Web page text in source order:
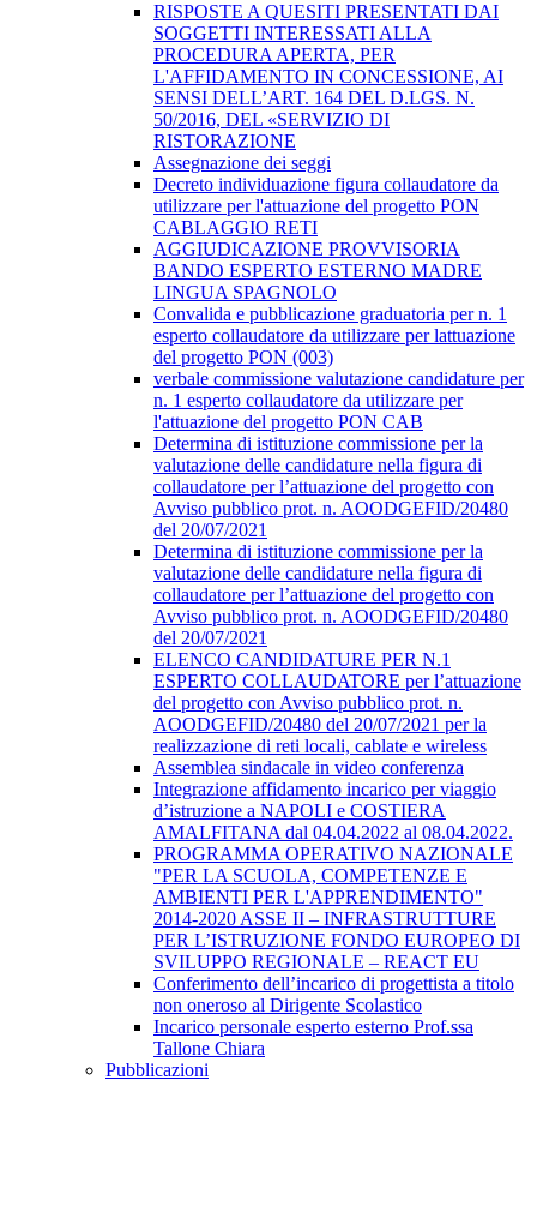
RISPOSTE A QUESITI PRESENTATI DAI
SOGGETTI INTERESSATI ALLA
PROCEDURA APERTA, PER
L'AFFIDAMENTO IN CONCESSIONE, AI
SENSI DELL’ART. 164 DEL D.LGS. N.
50/2016, DEL «SERVIZIO DI
RISTORAZIONE
Assegnazione dei seggi
Decreto individuazione figura collaudatore da
utilizzare per l'attuazione del progetto PON
CABLAGGIO RETI
AGGIUDICAZIONE PROVVISORIA
BANDO ESPERTO ESTERNO MADRE
LINGUA SPAGNOLO
Convalida e pubblicazione graduatoria per n. 1
esperto collaudatore da utilizzare per lattuazione
del progetto PON (003)
verbale commissione valutazione candidature per
n. 1 esperto collaudatore da utilizzare per
l'attuazione del progetto PON CAB
Determina di istituzione commissione per la
valutazione delle candidature nella figura di
collaudatore per l’attuazione del progetto con
Avviso pubblico prot. n. AOODGEFID/20480
del 20/07/2021
Determina di istituzione commissione per la
valutazione delle candidature nella figura di
collaudatore per l’attuazione del progetto con
Avviso pubblico prot. n. AOODGEFID/20480
del 20/07/2021
ELENCO CANDIDATURE PER N.1
ESPERTO COLLAUDATORE per l’attuazione
del progetto con Avviso pubblico prot. n.
AOODGEFID/20480 del 20/07/2021 per la
realizzazione di reti locali, cablate e wireless
Assemblea sindacale in video conferenza
Integrazione affidamento incarico per viaggio
d’istruzione a NAPOLI e COSTIERA
AMALFITANA dal 04.04.2022 al 08.04.2022.
PROGRAMMA OPERATIVO NAZIONALE
"PER LA SCUOLA, COMPETENZE E
AMBIENTI PER L'APPRENDIMENTO"
2014-2020 ASSE II – INFRASTRUTTURE
PER L’ISTRUZIONE FONDO EUROPEO DI
SVILUPPO REGIONALE – REACT EU
Conferimento dell’incarico di progettista a titolo
non oneroso al Dirigente Scolastico
Incarico personale esperto esterno Prof.ssa
Tallone Chiara
Pubblicazioni